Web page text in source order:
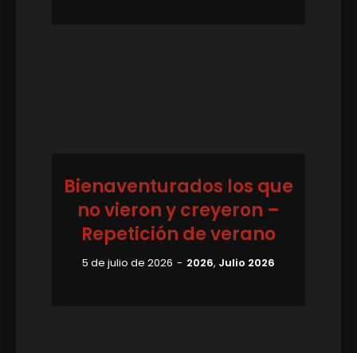
Bienaventurados los que
no vieron y creyeron –
Repetición de verano
5 de julio de 2026 2026, Julio 2026